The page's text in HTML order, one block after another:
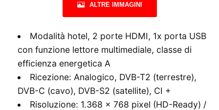
ALTRE IMMAGINI
Modalità hotel, 2 porte HDMI, 1x porta USB
con funzione lettore multimediale, classe di
efficienza energetica A
Ricezione: Analogico, DVB-T2 (terrestre),
DVB-C (cavo), DVB-S2 (satellite), CI +
Risoluzione: 1.368 x 768 pixel (HD-Ready) /